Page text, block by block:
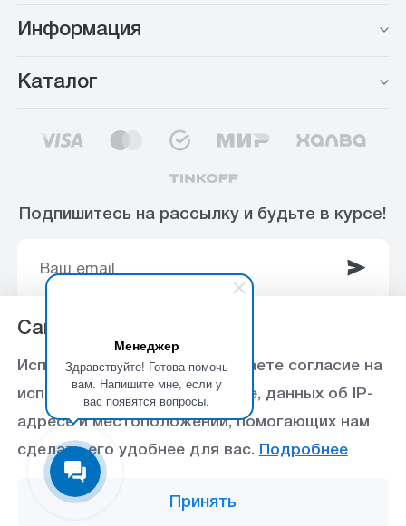
Менеджер
Здравствуйте! Готова помочь
вам. Напишите мне, если у
вас появятся вопросы.
Информация
Каталог
Подпишитесь на рассылку и будьте в курсе!
© 2003-2025 Интернет-магазин ООО
«Стройоптторг» р/с 40702810360000102415 в
Ставропольское отделение №5230 ПАО Сбербанк,
БИК 040702615
Политика конфиденциальности
Сайт использует Cookie
Используя данный сайт, вы даете согласие на
использование файлов cookie, данных об IP-
адресе и местоположении, помогающих нам
сделать его удобнее для вас. Подробнее
Принять